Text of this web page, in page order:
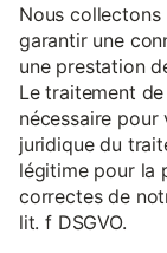
Nous collectons
garantir une
une prestation
Le traitement
nécessaire
juridique du
légitime pour la
correctes de
lit. f DSGVO.